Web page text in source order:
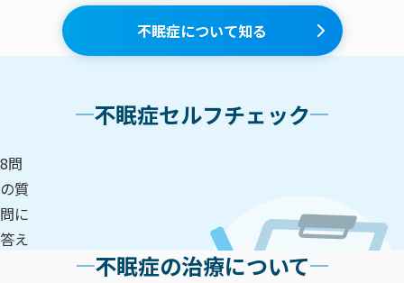
不眠症について知る
不眠症セルフチェック
8問
の質
問に
答え
不眠症の治療について